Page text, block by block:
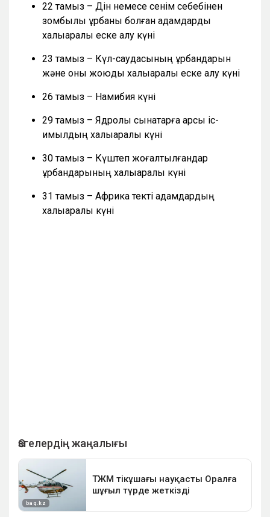
22 тамыз – Дін немесе сенім себебінен
зомбылық құрбаны болған адамдарды
халықаралық еске алу күні
23 тамыз – Күл-саудасының құрбандарын
және оны жоюды халықаралық еске алу күні
26 тамыз – Намибия күні
29 тамыз – Ядролық сынақтарға қарсы іс-
қимылдың халықаралық күні
30 тамыз – Күштеп жоғалтылғандар
құрбандарының халықаралық күні
31 тамыз – Африка текті адамдардың
халықаралық күні